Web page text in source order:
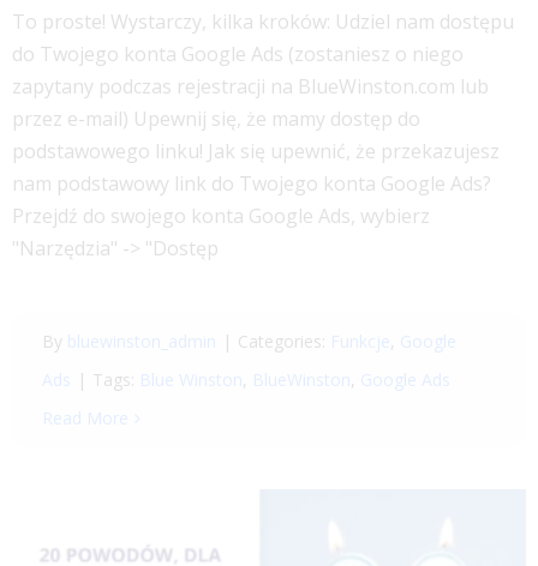
To proste! Wystarczy, kilka kroków: Udziel nam dostępu
do Twojego konta Google Ads (zostaniesz o niego
zapytany podczas rejestracji na BlueWinston.com lub
przez e-mail) Upewnij się, że mamy dostęp do
podstawowego linku! Jak się upewnić, że przekazujesz
nam podstawowy link do Twojego konta Google Ads?
Przejdź do swojego konta Google Ads, wybierz
"Narzędzia" -> "Dostęp
By bluewinston_admin | Categories: Funkcje, Google
Ads | Tags: Blue Winston, BlueWinston, Google Ads
Read More